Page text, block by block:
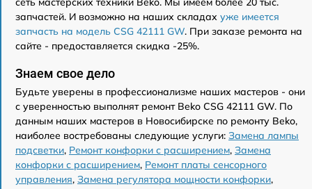
запчастей. И возможно на наших складах уже имеется
запчасть на модель CSG 42111 GW. При заказе ремонта на
сайте - предоставляется скидка -25%.
Знаем свое дело
Будьте уверены в профессионализме наших мастеров - они
с уверенностью выполнят ремонт Beko CSG 42111 GW. По
данным наших мастеров в Новосибирске по ремонту Beko,
наиболее востребованы следующие услуги: Замена лампы
подсветки, Ремонт конфорки с расширением, Замена
конфорки с расширением, Ремонт платы сенсорного
управления, Замена регулятора мощности конфорки,